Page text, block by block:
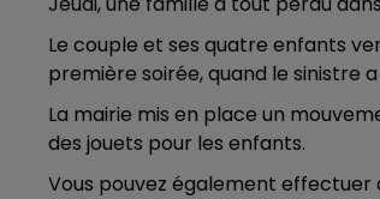
Le couple et ses quatre enfants
première soirée, quand le sinistre a
La mairie mis en place un
des jouets pour les enfants.
Vous pouvez également effectuer